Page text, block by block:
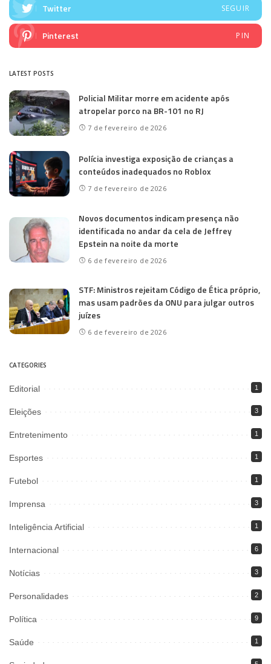
Twitter SEGUIR
Pinterest PIN
LATEST POSTS
Policial Militar morre em acidente após
atropelar porco na BR-101 no RJ
7 de fevereiro de 2026
Polícia investiga exposição de crianças a
conteúdos inadequados no Roblox
7 de fevereiro de 2026
Novos documentos indicam presença não
identificada no andar da cela de Jeffrey
Epstein na noite da morte
6 de fevereiro de 2026
STF: Ministros rejeitam Código de Ética próprio,
mas usam padrões da ONU para julgar outros
juízes
6 de fevereiro de 2026
CATEGORIES
Editorial 1
Eleições 3
Entretenimento 1
Esportes 1
Futebol 1
Imprensa 3
Inteligência Artificial 1
Internacional 6
Notícias 3
Personalidades 2
Política 9
Saúde 1